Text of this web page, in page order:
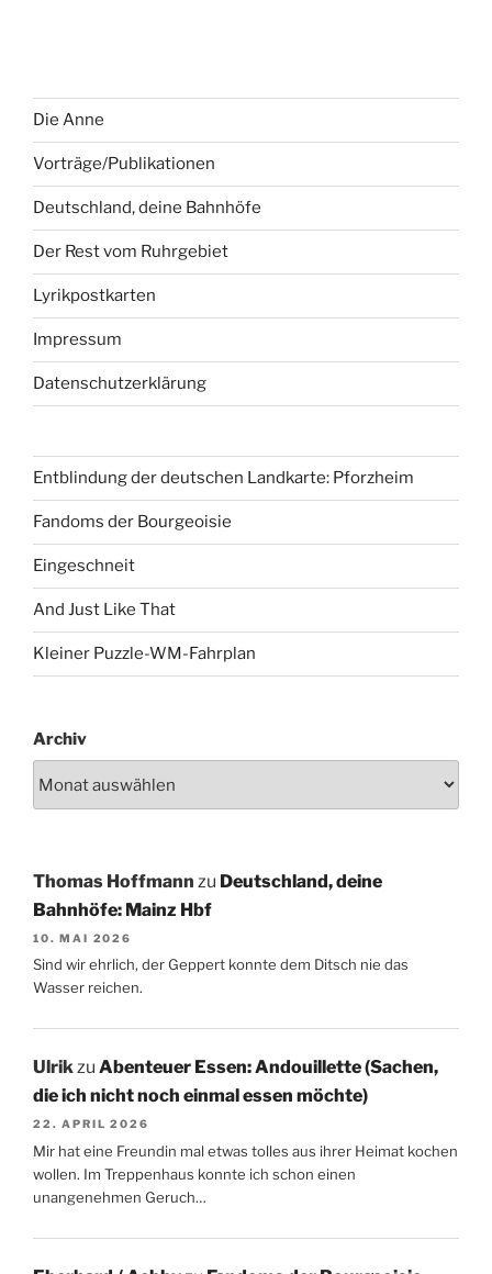
Die Anne
Vorträge/Publikationen
Deutschland, deine Bahnhöfe
Der Rest vom Ruhrgebiet
Lyrikpostkarten
Impressum
Datenschutzerklärung
Entblindung der deutschen Landkarte: Pforzheim
Fandoms der Bourgeoisie
Eingeschneit
And Just Like That
Kleiner Puzzle-WM-Fahrplan
Archiv
Thomas Hoffmann zu Deutschland, deine
Bahnhöfe: Mainz Hbf
10. MAI 2026
Sind wir ehrlich, der Geppert konnte dem Ditsch nie das
Wasser reichen.
Ulrikzu Abenteuer Essen: Andouillette (Sachen,
die ich nicht noch einmal essen möchte)
22. APRIL 2026
Mir hat eine Freundin mal etwas tolles aus ihrer Heimat kochen
wollen. Im Treppenhaus konnte ich schon einen
unangenehmen Geruch…